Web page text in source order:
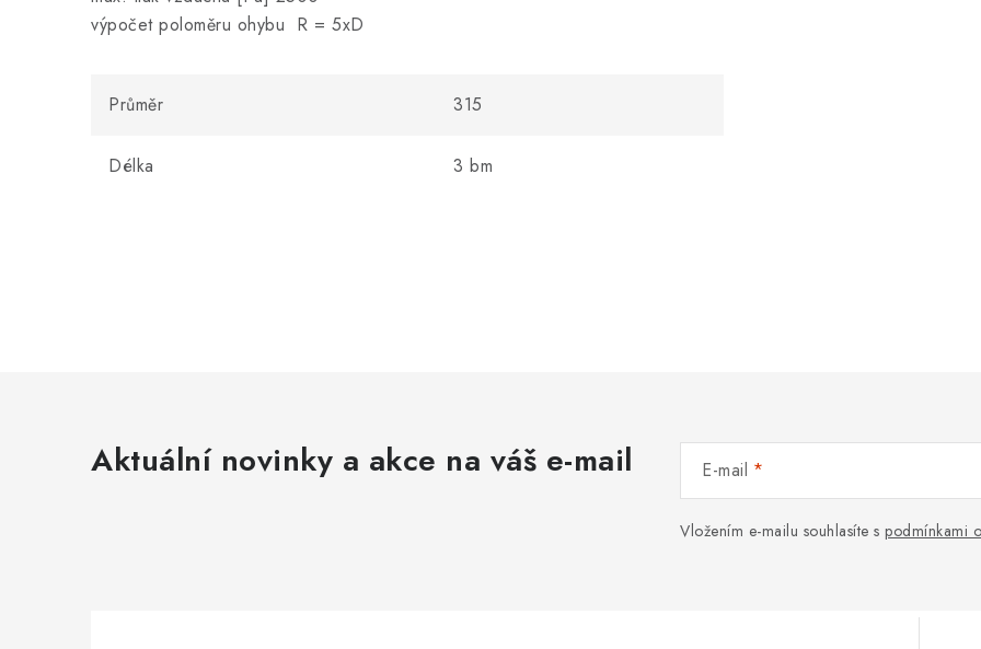
výpočet poloměru ohybu R = 5xD
Průměr 315
Délka 3 bm
Aktuální novinky a akce na váš e-mail E-mail
Vložením e-mailu souhlasíte s podmínkami